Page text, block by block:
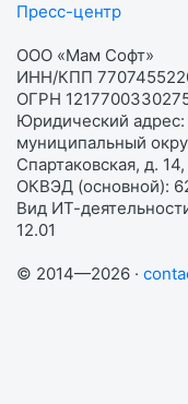
Пресс-центр
ООО «Мам Софт»
ИНН/КПП
ОГРН
Юридический адрес:
муниципальный
Спартаковская, д.
ОКВЭД (основной):
Вид ИТ-
12.01
© 2014—2026 ·